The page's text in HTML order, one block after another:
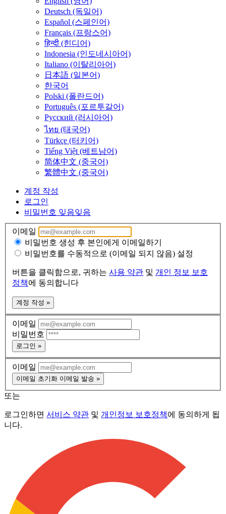
Deutsch (독일어)
Español (스페인어)
Français (프랑스어)
हिन्दी (힌디어)
Indonesia (인도네시아어)
Italiano (이탈리아어)
日本語 (일본어)
한국어
Polski (폴란드어)
Português (포르투갈어)
Русский (러시아어)
ไทย (태국어)
Türkçe (터키어)
Tiếng Việt (베트남어)
简体中文 (중국어)
繁體中文 (중국어)
계정 작성
로그인
비밀번호 잊음잊음
이메일
비밀번호 생성 후 본인에게 이메일하기
비밀번호를 수동적으로 (이메일 되지 않음) 설정
버튼을 클릭함으로, 귀하는 사용 약관 및 개인 정보 보호
정책에 동의합니다
계정 작성 »
이메일
비밀번호
로그인 »
이메일
이메일 초기화 이메일 발송 »
또는
로그인하면 서비스 약관 및 개인정보 보호정책에 동의하게 됩
니다.